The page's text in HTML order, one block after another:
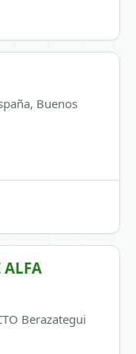
Buenos
ALFA
Berazategui